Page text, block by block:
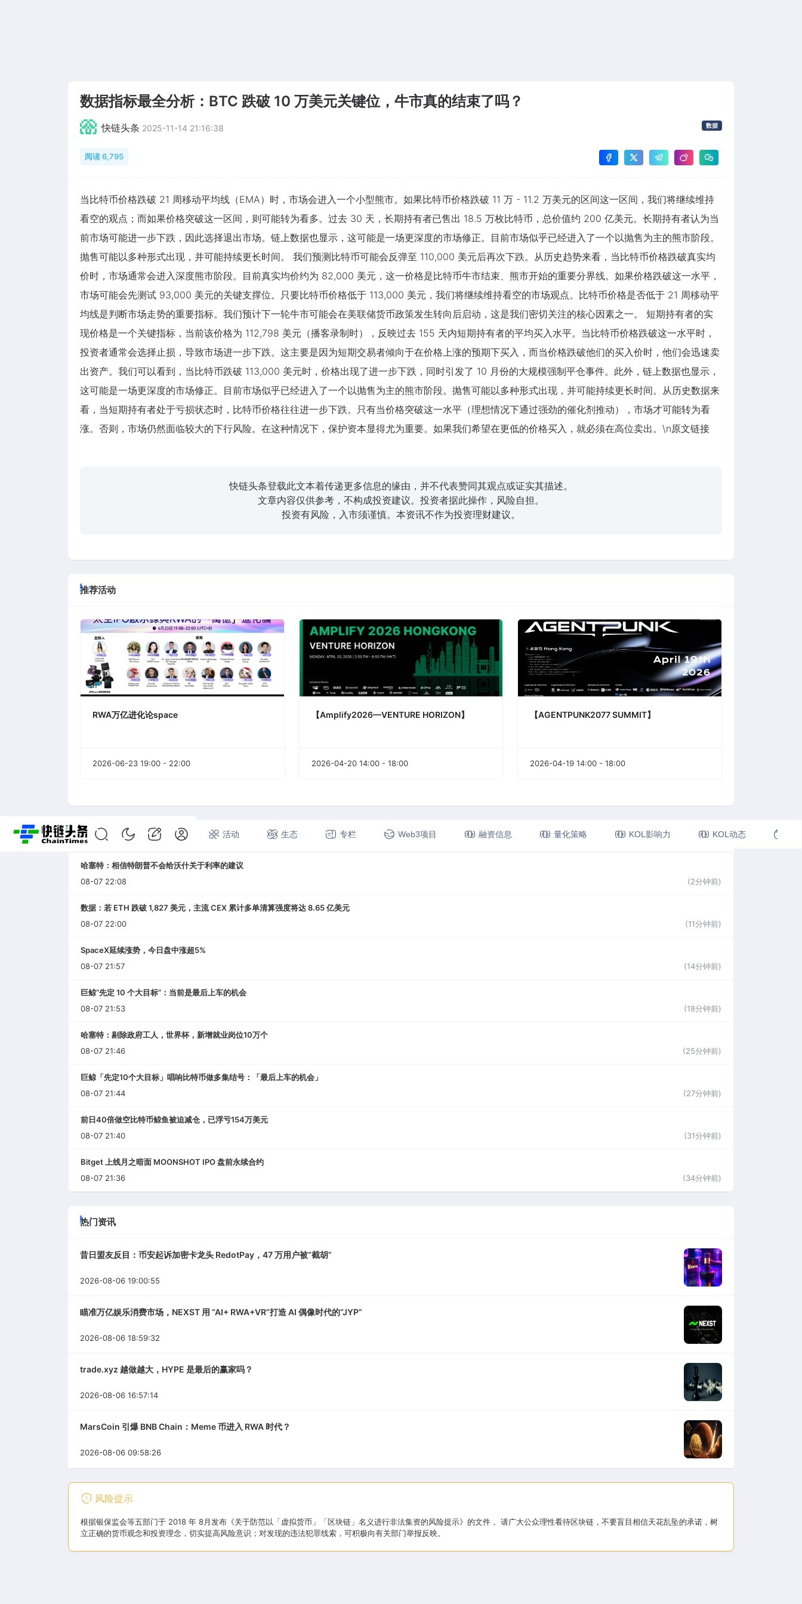
首页 快讯 专题 活动 生态 专栏 Web3项目 融资信息 量化策略 KOL影响力 KOL动态
数据指标最全分析：BTC 跌破 10 万美元关键位，牛市真的结束了吗？
快链头条 2025-11-14 21:16:38 数据
阅读 6,795
当比特币价格跌破 21 周移动平均线（EMA）时，市场会进入一个小型熊市。如果比特币价格跌破 11 万 - 11.2 万美元的区间这一区间，我们将继续维持
看空的观点；而如果价格突破这一区间，则可能转为看多。过去 30 天，长期持有者已售出 18.5 万枚比特币，总价值约 200 亿美元。长期持有者认为当
前市场可能进一步下跌，因此选择退出市场。链上数据也显示，这可能是一场更深度的市场修正。目前市场似乎已经进入了一个以抛售为主的熊市阶段。
抛售可能以多种形式出现，并可能持续更长时间。 我们预测比特币可能会反弹至 110,000 美元后再次下跌。从历史趋势来看，当比特币价格跌破真实均
价时，市场通常会进入深度熊市阶段。目前真实均价约为 82,000 美元，这一价格是比特币牛市结束、熊市开始的重要分界线。如果价格跌破这一水平，
市场可能会先测试 93,000 美元的关键支撑位。只要比特币价格低于 113,000 美元，我们将继续维持看空的市场观点。比特币价格是否低于 21 周移动平
均线是判断市场走势的重要指标。我们预计下一轮牛市可能会在美联储货币政策发生转向后启动，这是我们密切关注的核心因素之一。 短期持有者的实
现价格是一个关键指标，当前该价格为 112,798 美元（播客录制时），反映过去 155 天内短期持有者的平均买入水平。当比特币价格跌破这一水平时，
投资者通常会选择止损，导致市场进一步下跌。这主要是因为短期交易者倾向于在价格上涨的预期下买入，而当价格跌破他们的买入价时，他们会迅速卖
出资产。我们可以看到，当比特币跌破 113,000 美元时，价格出现了进一步下跌，同时引发了 10 月份的大规模强制平仓事件。此外，链上数据也显示，
这可能是一场更深度的市场修正。目前市场似乎已经进入了一个以抛售为主的熊市阶段。抛售可能以多种形式出现，并可能持续更长时间。从历史数据来
看，当短期持有者处于亏损状态时，比特币价格往往进一步下跌。只有当价格突破这一水平（理想情况下通过强劲的催化剂推动），市场才可能转为看
涨。否则，市场仍然面临较大的下行风险。在这种情况下，保护资本显得尤为重要。如果我们希望在更低的价格买入，就必须在高位卖出。\n原文链接
快链头条登载此文本着传递更多信息的缘由，并不代表赞同其观点或证实其描述。
文章内容仅供参考，不构成投资建议。投资者据此操作，风险自担。
投资有风险，入市须谨慎。本资讯不作为投资理财建议。
推荐活动
RWA万亿进化论space
2026-06-23 19:00 - 22:00
【Amplify2026—VENTURE HORIZON】
2026-04-20 14:00 - 18:00
【AGENTPUNK2077 SUMMIT】
2026-04-19 14:00 - 18:00
7*24小时快讯 更多
哈塞特：相信特朗普不会给沃什关于利率的建议
08-07 22:08
(2分钟前)
数据：若 ETH 跌破 1,827 美元，主流 CEX 累计多单清算强度将达 8.65 亿美元
08-07 22:00
(11分钟前)
SpaceX延续涨势，今日盘中涨超5%
08-07 21:57
(14分钟前)
巨鲸“先定 10 个大目标”：当前是最后上车的机会
08-07 21:53
(18分钟前)
哈塞特：剔除政府工人，世界杯，新增就业岗位10万个
08-07 21:46
(25分钟前)
巨鲸「先定10个大目标」唱响比特币做多集结号：「最后上车的机会」
08-07 21:44
(27分钟前)
前日40倍做空比特币鲸鱼被迫减仓，已浮亏154万美元
08-07 21:40
(31分钟前)
Bitget 上线月之暗面 MOONSHOT IPO 盘前永续合约
08-07 21:36
(34分钟前)
热门资讯
昔日盟友反目：币安起诉加密卡龙头 RedotPay，47 万用户被“截胡”
2026-08-06 19:00:55
瞄准万亿娱乐消费市场，NEXST 用 “AI+ RWA+VR”打造 AI 偶像时代的“JYP”
2026-08-06 18:59:32
trade.xyz 越做越大，HYPE 是最后的赢家吗？
2026-08-06 16:57:14
MarsCoin 引爆 BNB Chain：Meme 币进入 RWA 时代？
2026-08-06 09:58:26
风险提示
根据银保监会等五部门于 2018 年 8月发布《关于防范以「虚拟货币」「区块链」名义进行非法集资的风险提示》的文件， 请广大公众理性看待区块链，不要盲目相信天花乱坠的承诺，树
立正确的货币观念和投资理念，切实提高风险意识；对发现的违法犯罪线索，可积极向有关部门举报反映。